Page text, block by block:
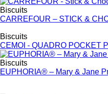
Biscuits
CARREFOUR – STICK &
Biscuits
CEMOI - QUADRO POCKET
Biscuits
EUPHORIA® – Mary & Jane